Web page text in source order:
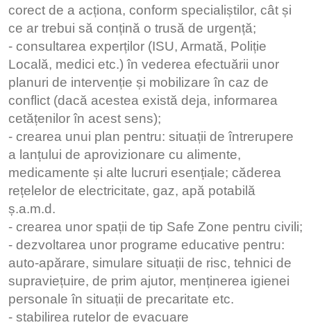
corect de a acționa, conform specialiștilor, cât și
ce ar trebui să conțină o trusă de urgență;
- consultarea experților (ISU, Armată, Poliție
Locală, medici etc.) în vederea efectuării unor
planuri de intervenție și mobilizare în caz de
conflict (dacă acestea există deja, informarea
cetățenilor în acest sens);
- crearea unui plan pentru: situații de întrerupere
a lanțului de aprovizionare cu alimente,
medicamente și alte lucruri esențiale; căderea
rețelelor de electricitate, gaz, apă potabilă
ș.a.m.d.
- crearea unor spații de tip Safe Zone pentru civili;
- dezvoltarea unor programe educative pentru:
auto-apărare, simulare situații de risc, tehnici de
supraviețuire, de prim ajutor, menținerea igienei
personale în situații de precaritate etc.
- stabilirea rutelor de evacuare